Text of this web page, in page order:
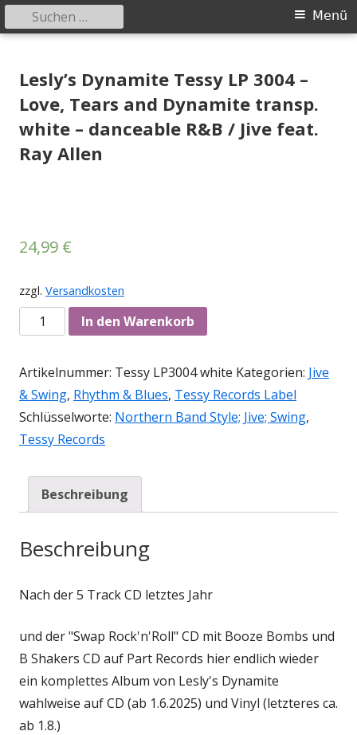
zum
Primäres
Menü
Suchen
nach:
Lesly’s Dynamite Tessy LP 3004 –
Love, Tears and Dynamite transp.
white – danceable R&B / Jive feat.
Ray Allen
24,99 €
zzgl. Versandkosten
Anzahl In den Warenkorb
Artikelnummer: Tessy LP3004 white Kategorien: Jive
& Swing, Rhythm & Blues, Tessy Records Label
Schlüsselworte: Northern Band Style; Jive; Swing,
Tessy Records
Beschreibung
Beschreibung
Nach der 5 Track CD letztes Jahr
und der "Swap Rock'n'Roll" CD mit Booze Bombs und
B Shakers CD auf Part Records hier endlich wieder
ein komplettes Album von Lesly's Dynamite
wahlweise auf CD (ab 1.6.2025) und Vinyl (letzteres ca.
ab 1.8.)